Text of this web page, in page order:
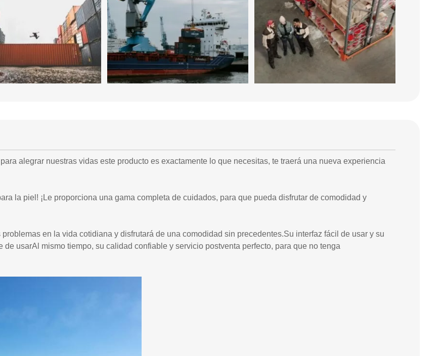
alegrar nuestras vidas este producto es exactamente lo que necesitas, te traerá una nueva experiencia
la piel! ¡Le proporciona una gama completa de cuidados, para que pueda disfrutar de comodidad y
en la vida cotidiana y disfrutará de una comodidad sin precedentes.Su interfaz fácil de usar y su
usarAl mismo tiempo, su calidad confiable y servicio postventa perfecto, para que no tenga